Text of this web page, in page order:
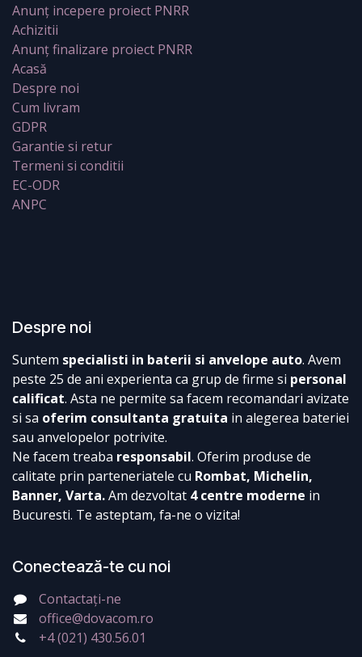
Anunț incepere proiect PNRR
Achizitii
Anunț finalizare proiect PNRR
Acasă
Despre noi
Cum livram
GDPR
Garantie si retur
Termeni si conditii
EC-ODR
ANPC
Despre noi
Suntem specialisti in baterii si anvelope auto. Avem
peste 25 de ani experienta ca grup de firme si personal
calificat. Asta ne permite sa facem recomandari avizate
si sa oferim consultanta gratuita in alegerea bateriei
sau anvelopelor potrivite.
Ne facem treaba responsabil. Oferim produse de
calitate prin parteneriatele cu Rombat, Michelin,
Banner, Varta.Am dezvoltat 4 centre moderne in
Bucuresti. Te asteptam, fa-ne o vizita!
Conectează-te cu noi
Contactați-ne
office@dovacom.ro
+4 (021) 430.56.01